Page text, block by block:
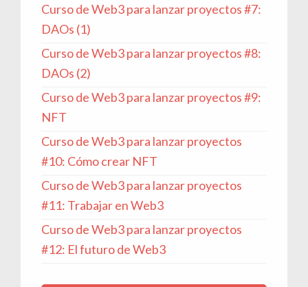
Curso de Web3 para lanzar proyectos #7:
DAOs (1)
Curso de Web3 para lanzar proyectos #8:
DAOs (2)
Curso de Web3 para lanzar proyectos #9:
NFT
Curso de Web3 para lanzar proyectos
#10: Cómo crear NFT
Curso de Web3 para lanzar proyectos
#11: Trabajar en Web3
Curso de Web3 para lanzar proyectos
#12: El futuro de Web3